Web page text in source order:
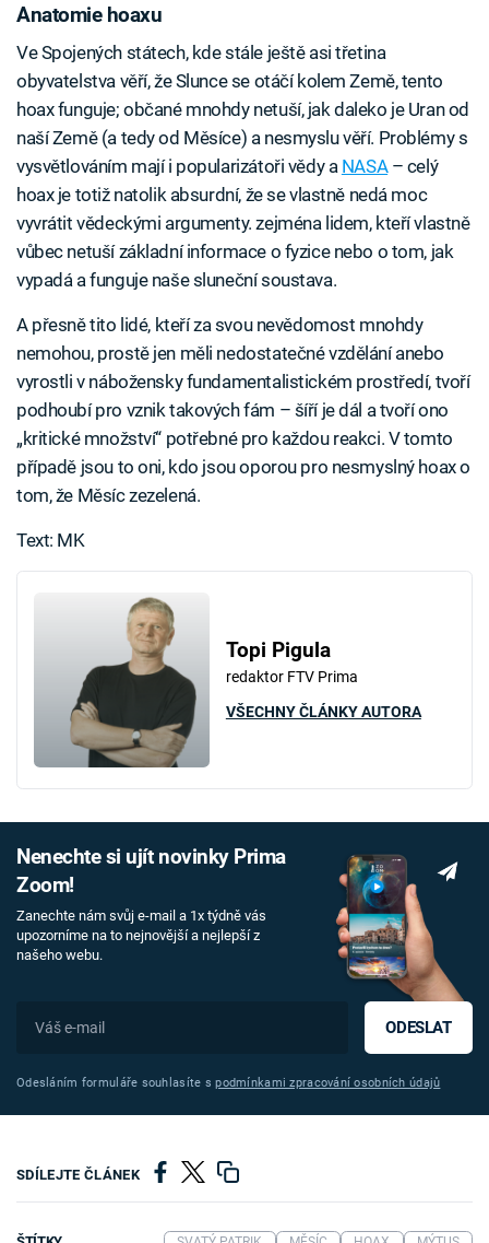
Anatomie hoaxu
Ve Spojených státech, kde stále ještě asi třetina
obyvatelstva věří, že Slunce se otáčí kolem Země, tento
hoax funguje; občané mnohdy netuší, jak daleko je Uran od
naší Země (a tedy od Měsíce) a nesmyslu věří. Problémy s
vysvětlováním mají i popularizátoři vědy a NASA– celý
hoax je totiž natolik absurdní, že se vlastně nedá moc
vyvrátit vědeckými argumenty. zejména lidem, kteří vlastně
vůbec netuší základní informace o fyzice nebo o tom, jak
vypadá a funguje naše sluneční soustava.
A přesně tito lidé, kteří za svou nevědomost mnohdy
nemohou, prostě jen měli nedostatečné vzdělání anebo
vyrostli v nábožensky fundamentalistickém prostředí, tvoří
podhoubí pro vznik takových fám – šíří je dál a tvoří ono
„kritické množství“ potřebné pro každou reakci. V tomto
případě jsou to oni, kdo jsou oporou pro nesmyslný hoax o
tom, že Měsíc zezelená.
Text: MK
Topi Pigula
redaktor FTV Prima
VŠECHNY ČLÁNKY AUTORA
Nenechte si ujít novinky Prima
Zoom!
Zanechte nám svůj e-mail a 1x týdně vás
upozorníme na to nejnovější a nejlepší z
našeho webu.
ODESLAT
Odesláním formuláře souhlasíte spodmínkami zpracování osobních údajů
SDÍLEJTE ČLÁNEK